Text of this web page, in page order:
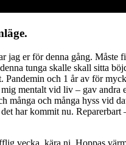
jag er för denna gång. Måste
tunga skalle skall sitta
Pandemin och 1 år av för
mentalt vid liv – gav andra
många och många hyss
har kommit nu. Reparerbart
vecka, kära ni. Hoppas